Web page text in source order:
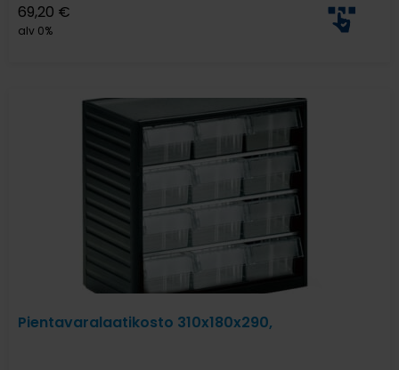
69,20 €
alv 0%
Pientavaralaatikosto 310x180x290,